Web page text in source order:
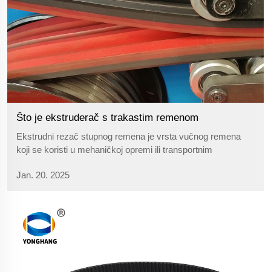
Što je ekstruderač s trakastim remenom
Ekstrudni rezač stupnog remena je vrsta vučnog remena
koji se koristi u mehaničkoj opremi ili transportnim
površini remena, koji su obično raspoređeni uzdužno, kako
poboljšao vučni učinak.
Jan. 20. 2025